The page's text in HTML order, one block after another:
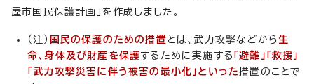
屋市国民保護計画」を作成しました。
（注） 国民の保護のための措置 とは、武力攻撃などから 生
命、身体及び財産を保護するために実施する 「避難」「救援」
「武力攻撃災害に伴う被害の最小化」といった措置のことで